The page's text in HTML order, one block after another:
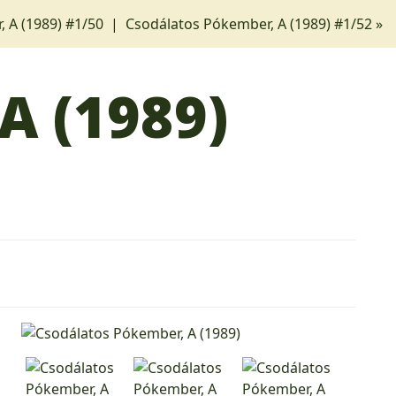
A (1989) #1/50 | Csodálatos Pókember, A (1989) #1/52 »
(1989)